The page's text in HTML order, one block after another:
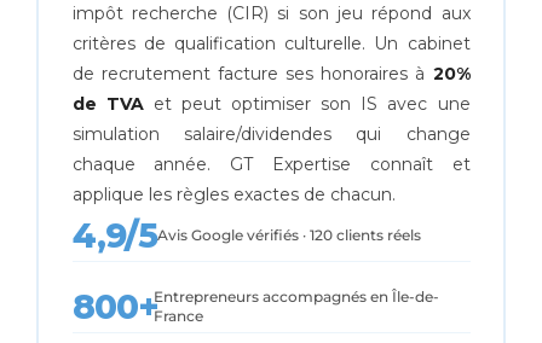
impôt recherche (CIR) si son jeu répond aux
critères de qualification culturelle. Un cabinet
de recrutement facture ses honoraires à 20%
de TVAet peut optimiser son IS avec une
simulation salaire/dividendes qui change
chaque année. GT Expertise connaît et
applique les règles exactes de chacun.
4,9/5Avis Google vérifiés · 120 clients réels
800+Entrepreneurs accompagnés en Île-de-
France